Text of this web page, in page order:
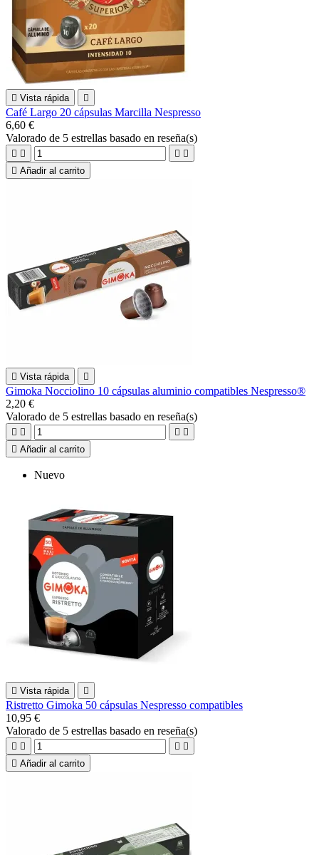
 Vista rápida 
Café Largo 20 cápsulas Marcilla Nespresso
6,60 €
Valorado de 5 estrellas basado en reseña(s)
   
 Añadir al carrito
 Vista rápida 
Gimoka Nocciolino 10 cápsulas aluminio compatibles Nespresso®
2,20 €
Valorado de 5 estrellas basado en reseña(s)
   
 Añadir al carrito
Nuevo
 Vista rápida 
Ristretto Gimoka 50 cápsulas Nespresso compatibles
10,95 €
Valorado de 5 estrellas basado en reseña(s)
   
 Añadir al carrito